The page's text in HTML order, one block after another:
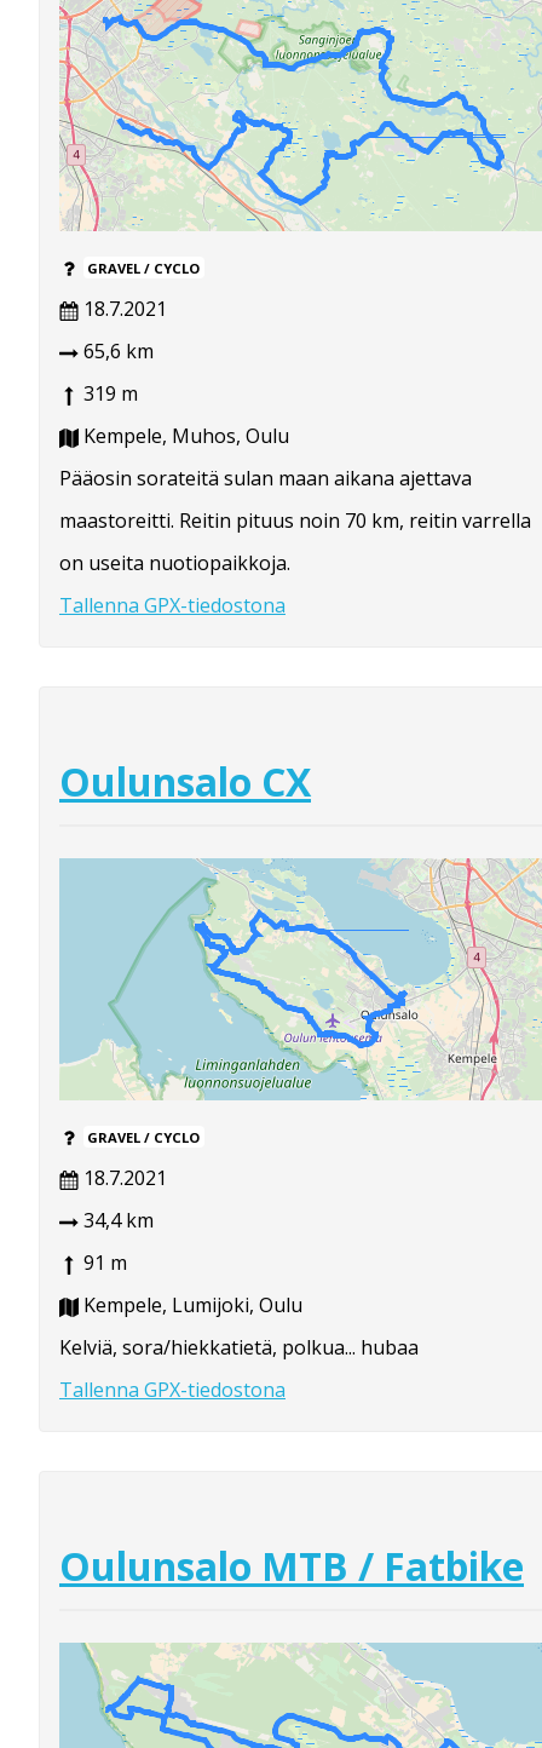
GRAVEL / CYCLO
18.7.2021
65,6 km
319 m
Kempele, Muhos, Oulu
Pääosin sorateitä sulan maan aikana ajettava
maastoreitti. Reitin pituus noin 70 km, reitin varrella
on useita nuotiopaikkoja.
Tallenna GPX-tiedostona
Oulunsalo CX
GRAVEL / CYCLO
18.7.2021
34,4 km
91 m
Kempele, Lumijoki, Oulu
Kelviä, sora/hiekkatietä, polkua... hubaa
Tallenna GPX-tiedostona
Oulunsalo MTB / Fatbike